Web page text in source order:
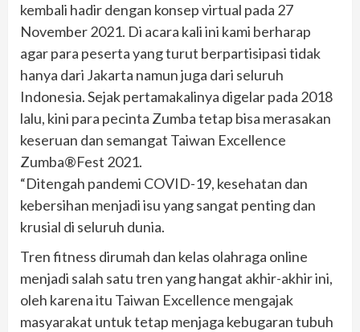
kembali hadir dengan konsep virtual pada 27
November 2021. Di acara kali ini kami berharap
agar para peserta yang turut berpartisipasi tidak
hanya dari Jakarta namun juga dari seluruh
Indonesia. Sejak pertamakalinya digelar pada 2018
lalu, kini para pecinta Zumba tetap bisa merasakan
keseruan dan semangat Taiwan Excellence
Zumba®Fest 2021.
“Ditengah pandemi COVID-19, kesehatan dan
kebersihan menjadi isu yang sangat penting dan
krusial di seluruh dunia.
Tren fitness dirumah dan kelas olahraga online
menjadi salah satu tren yang hangat akhir-akhir ini,
oleh karena itu Taiwan Excellence mengajak
masyarakat untuk tetap menjaga kebugaran tubuh